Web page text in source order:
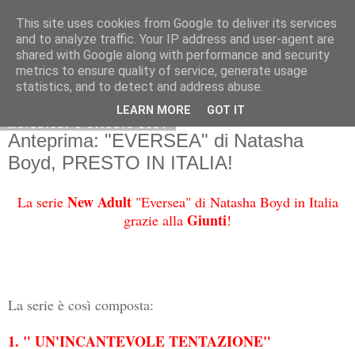
mercoledì 1 ottobre 2014
Anteprima: "EVERSEA" di Natasha
Boyd, PRESTO IN ITALIA!
La serie New Adult"Eversea" di Natasha Boyd in Italia
grazie alla Giunti!
La serie è così composta:
1. " UN'INCANTEVOLE TENTAZIONE"
This site uses cookies from Google to deliver its services
and to analyze traffic. Your IP address and user-agent are
shared with Google along with performance and security
metrics to ensure quality of service, generate usage
statistics, and to detect and address abuse.
LEARN MORE GOT IT